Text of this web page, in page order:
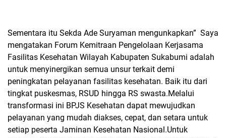
Sementara itu Sekda Ade Suryaman mengunkapkan” Saya
mengatakan Forum Kemitraan Pengelolaan Kerjasama
Fasilitas Kesehatan Wilayah Kabupaten Sukabumi adalah
untuk menyinergikan semua unsur terkait demi
peningkatan pelayanan fasilitas kesehatan. Baik itu dari
tingkat puskesmas, RSUD hingga RS swasta.Melalui
transformasi ini BPJS Kesehatan dapat mewujudkan
pelayanan yang mudah diakses, cepat, dan setara untuk
setiap peserta Jaminan Kesehatan Nasional.Untuk